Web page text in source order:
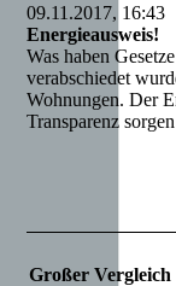
09.11.2017, 16:43
Energieausweis!
Was haben
verabschiedet
Wohnungen. Der
Transparenz
Großer Vergleich